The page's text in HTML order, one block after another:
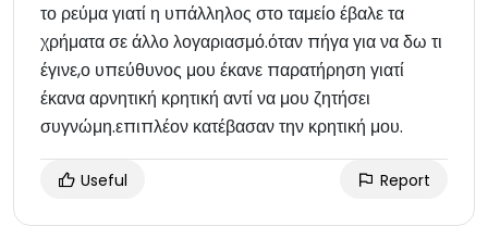
το ρεύμα γιατί η υπάλληλος στο ταμείο έβαλε τα
χρήματα σε άλλο λογαριασμό.όταν πήγα για να δω τι
έγινε,ο υπεύθυνος μου έκανε παρατήρηση γιατί
έκανα αρνητική κρητική αντί να μου ζητήσει
συγνώμη.επιπλέον κατέβασαν την κρητική μου.
Useful Report